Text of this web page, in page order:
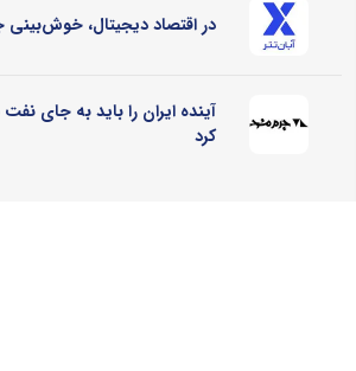
در اقتصاد دیجیتال، خوش‌بینی
آینده ایران را باید به جای نفت
کرد